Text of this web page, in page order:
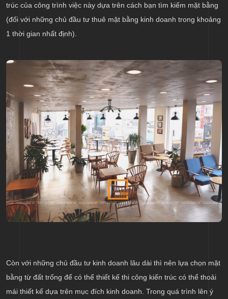
trúc của công trình việc này dựa trên cách bạn tìm kiếm mặt bằng
(đối với những chủ đầu tư thuê mặt bằng kinh doanh trong khoảng
1 thời gian nhất định).
Còn với những chủ đầu tư kinh doanh lâu dài thì nên lựa chọn mặt
bằng từ đất trống để có thể thiết kế thi công kiến trúc có thể thoải
mái thiết kế dựa trên mục đích kinh doanh. Trong quá trình lên ý